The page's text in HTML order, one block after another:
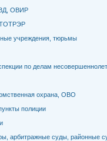
ОВИР
учреждения, тюрьмы
по делам
охрана, ОВО
полиции
арбитражные суды, районные